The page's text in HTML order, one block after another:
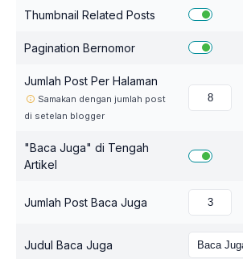
Thumbnail Related Posts
Pagination Bernomor
Jumlah Post Per Halaman
Samakan dengan jumlah post
di setelan blogger
"Baca Juga" di Tengah
Artikel
Jumlah Post Baca Juga
Judul Baca Juga